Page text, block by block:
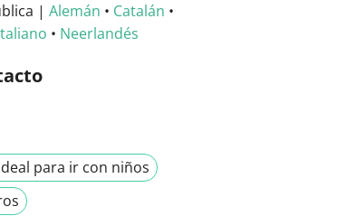
| Alemán • Catalán •
• Neerlandés
para ir con niños